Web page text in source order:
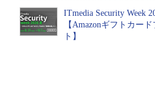
ITmedia Security Week
【Amazonギフトカー
ト】